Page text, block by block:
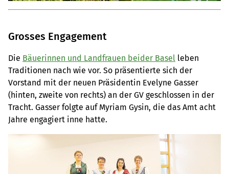
Grosses Engagement
Die Bäuerinnen und Landfrauen beider Basel leben
Traditionen nach wie vor. So präsentierte sich der
Vorstand mit der neuen Präsidentin Evelyne Gasser
(hinten, zweite von rechts) an der GV geschlossen in der
Tracht. Gasser folgte auf Myriam Gysin, die das Amt acht
Jahre engagiert inne hatte.